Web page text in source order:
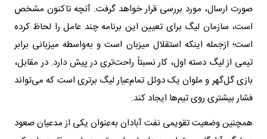
صورت ارسال، مورد بررسی قرار خواهد گرفت. آنچه تاکنون مشخص
است، سازمان لیگ برای تعیین این برنامه چند عامل را لحاظ کرده
است؛ ازجمله اینکه استقلال میزبان است و به‌واسطه میزبانی برابر
تیمی از لیگ دسته اول، کار نسبتاً راحت‌تری در پیش دارد. در مقابل،
بازی گل‌گهر و ملوان یک دوئل تمام‌عیار لیگ برتری است که می‌تواند
فشار بیشتری روی تیم‌ها ایجاد کند.
همچنین وضعیت تقویمی نفت آبادان به‌عنوان یکی از مدعیان صعود